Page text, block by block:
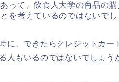
って、飲食人大学の商品の
を考えているのではないでし
に、できたらクレジットカー
人もいるのではないでしょう